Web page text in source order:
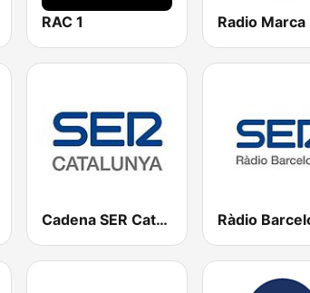
RAC 1
Cadena SER Catalunya